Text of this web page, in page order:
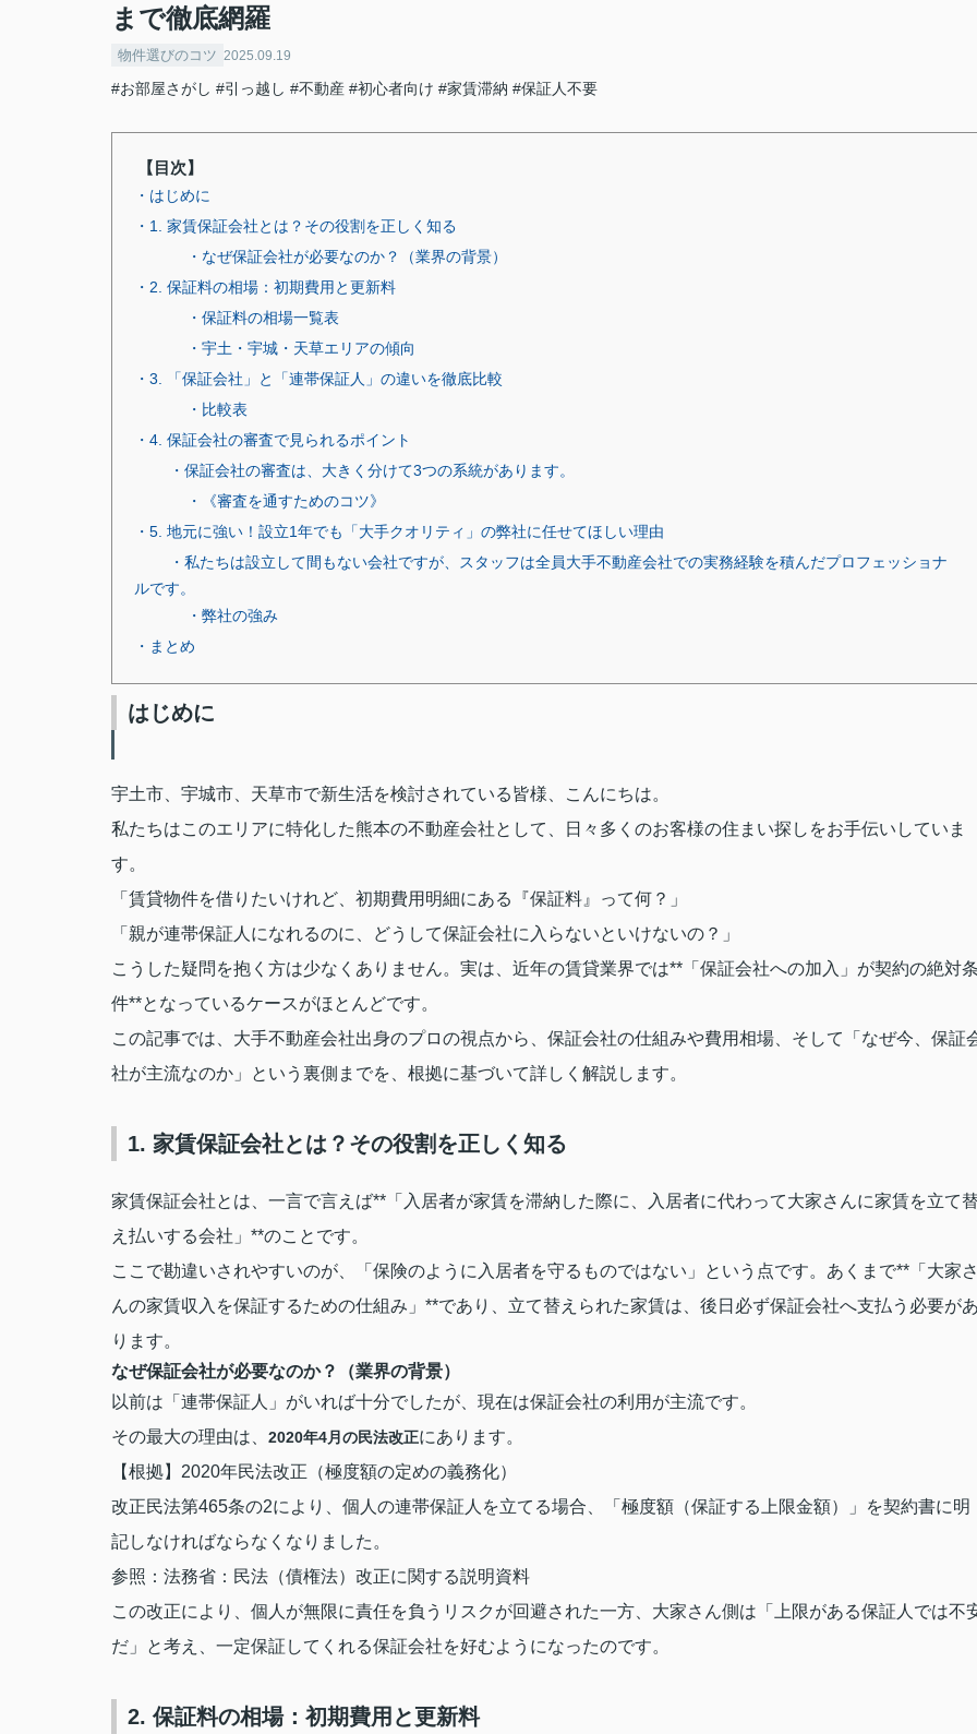
まで徹底網羅
物件選びのコツ 2025.09.19
#お部屋さがし #引っ越し #不動産 #初心者向け #家賃滞納 #保証人不要
【目次】
・はじめに
・1. 家賃保証会社とは？その役割を正しく知る
・なぜ保証会社が必要なのか？（業界の背景）
・2. 保証料の相場：初期費用と更新料
・保証料の相場一覧表
・宇土・宇城・天草エリアの傾向
・3. 「保証会社」と「連帯保証人」の違いを徹底比較
・比較表
・4. 保証会社の審査で見られるポイント
・保証会社の審査は、大きく分けて3つの系統があります。
・《審査を通すためのコツ》
・5. 地元に強い！設立1年でも「大手クオリティ」の弊社に任せてほしい理由
・私たちは設立して間もない会社ですが、スタッフは全員大手不動産会社での実務経験を積んだプロフェッショナ
ルです。
・弊社の強み
・まとめ
はじめに
宇土市、宇城市、天草市で新生活を検討されている皆様、こんにちは。
私たちはこのエリアに特化した熊本の不動産会社として、日々多くのお客様の住まい探しをお手伝いしていま
す。
「賃貸物件を借りたいけれど、初期費用明細にある『保証料』って何？」
「親が連帯保証人になれるのに、どうして保証会社に入らないといけないの？」
こうした疑問を抱く方は少なくありません。実は、近年の賃貸業界では**「保証会社への加入」が契約の絶対
件**となっているケースがほとんどです。
この記事では、大手不動産会社出身のプロの視点から、保証会社の仕組みや費用相場、そして「なぜ今、保証
社が主流なのか」という裏側までを、根拠に基づいて詳しく解説します。
1. 家賃保証会社とは？その役割を正しく知る
家賃保証会社とは、一言で言えば**「入居者が家賃を滞納した際に、入居者に代わって大家さんに家賃を立て
え払いする会社」**のことです。
ここで勘違いされやすいのが、「保険のように入居者を守るものではない」という点です。あくまで**「大家
んの家賃収入を保証するための仕組み」**であり、立て替えられた家賃は、後日必ず保証会社へ支払う必要が
ります。
なぜ保証会社が必要なのか？（業界の背景）
以前は「連帯保証人」がいれば十分でしたが、現在は保証会社の利用が主流です。
その最大の理由は、 2020年4月の民法改正にあります。
【根拠】2020年民法改正（極度額の定めの義務化）
改正民法第465条の2により、個人の連帯保証人を立てる場合、「極度額（保証する上限金額）」を契約書に明
記しなければならなくなりました。
参照：法務省：民法（債権法）改正に関する説明資料
この改正により、個人が無限に責任を負うリスクが回避された一方、大家さん側は「上限がある保証人では不
だ」と考え、一定保証してくれる保証会社を好むようになったのです。
2. 保証料の相場：初期費用と更新料